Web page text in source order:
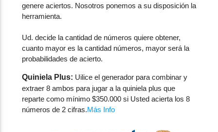
genere aciertos. Nosotros ponemos a su disposición la
herramienta.
Ud. decide la cantidad de números quiere obtener,
cuanto mayor es la cantidad números, mayor será la
probabilidades de acierto.
Quiniela Plus: Uilice el generador para combinar y
extraer 8 ambos para jugar a la quiniela plus que
reparte como mínimo $350.000 si Usted acierta los 8
números de 2 cifras.Más Info